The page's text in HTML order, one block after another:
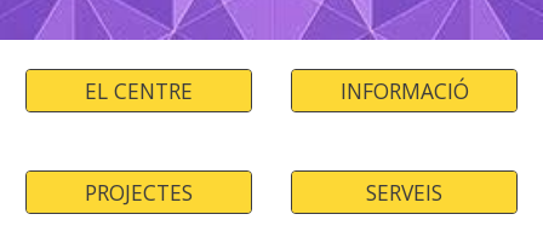
EL CENTRE INFORMACIÓ
PROJECTES SERVEIS